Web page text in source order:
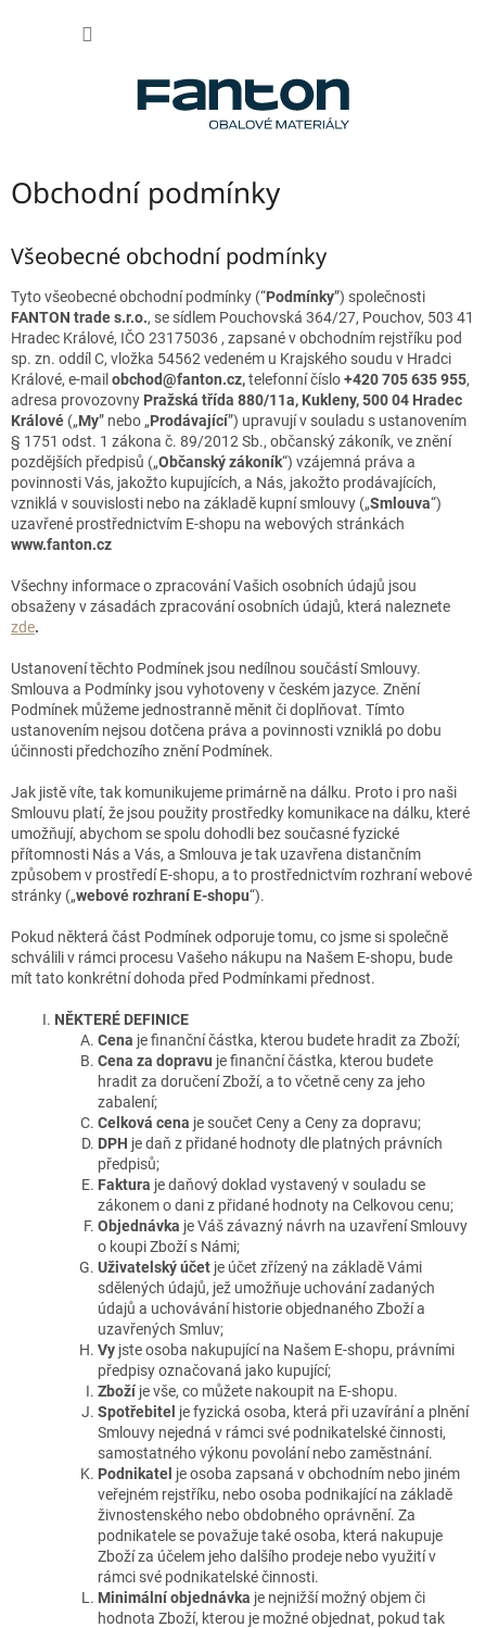
Obchodní podmínky
Všeobecné obchodní podmínky
Tyto všeobecné obchodní podmínky (“Podmínky”) společnosti
FANTON trade s.r.o., se sídlem Pouchovská 364/27, Pouchov, 503 41
Hradec Králové, IČO 23175036 , zapsané v obchodním rejstříku pod
sp. zn. oddíl C, vložka 54562 vedeném u Krajského soudu v Hradci
Králové, e-mail obchod@fanton.cz,telefonní číslo+420 705 635 955,
adresa provozovny Pražská třída 880/11a, Kukleny, 500 04 Hradec
Králové („My” nebo „Prodávající”) upravují v souladu s ustanovením
§ 1751 odst. 1 zákona č. 89/2012 Sb., občanský zákoník, ve znění
pozdějších předpisů („Občanský zákoník“) vzájemná práva a
povinnosti Vás, jakožto kupujících, a Nás, jakožto prodávajících,
vzniklá v souvislosti nebo na základě kupní smlouvy („Smlouva“)
uzavřené prostřednictvím E-shopu na webových stránkách
www.fanton.cz
Všechny informace o zpracování Vašich osobních údajů jsou
obsaženy v zásadách zpracování osobních údajů, která naleznete
zde.
Ustanovení těchto Podmínek jsou nedílnou součástí Smlouvy.
Smlouva a Podmínky jsou vyhotoveny v českém jazyce. Znění
Podmínek můžeme jednostranně měnit či doplňovat. Tímto
ustanovením nejsou dotčena práva a povinnosti vzniklá po dobu
účinnosti předchozího znění Podmínek.
Jak jistě víte, tak komunikujeme primárně na dálku. Proto i pro naši
Smlouvu platí, že jsou použity prostředky komunikace na dálku, které
umožňují, abychom se spolu dohodli bez současné fyzické
přítomnosti Nás a Vás, a Smlouva je tak uzavřena distančním
způsobem v prostředí E-shopu, a to prostřednictvím rozhraní webové
stránky („webové rozhraní E-shopu“).
Pokud některá část Podmínek odporuje tomu, co jsme si společně
schválili v rámci procesu Vašeho nákupu na Našem E-shopu, bude
mít tato konkrétní dohoda před Podmínkami přednost.
NĚKTERÉ DEFINICE
Cena je finanční částka, kterou budete hradit za Zboží;
Cena za dopravu je finanční částka, kterou budete
hradit za doručení Zboží, a to včetně ceny za jeho
zabalení;
Celková cena je součet Ceny a Ceny za dopravu;
DPH je daň z přidané hodnoty dle platných právních
předpisů;
Faktura je daňový doklad vystavený v souladu se
zákonem o dani z přidané hodnoty na Celkovou cenu;
Objednávka je Váš závazný návrh na uzavření Smlouvy
o koupi Zboží s Námi;
Uživatelský účet je účet zřízený na základě Vámi
sdělených údajů, jež umožňuje uchování zadaných
údajů a uchovávání historie objednaného Zboží a
uzavřených Smluv;
Vy jste osoba nakupující na Našem E-shopu, právními
předpisy označovaná jako kupující;
Zboží je vše, co můžete nakoupit na E-shopu.
Spotřebitel je fyzická osoba, která při uzavírání a plnění
Smlouvy nejedná v rámci své podnikatelské činnosti,
samostatného výkonu povolání nebo zaměstnání.
Podnikatel je osoba zapsaná v obchodním nebo jiném
veřejném rejstříku, nebo osoba podnikající na základě
živnostenského nebo obdobného oprávnění. Za
podnikatele se považuje také osoba, která nakupuje
Zboží za účelem jeho dalšího prodeje nebo využití v
rámci své podnikatelské činnosti.
Minimální objednávka je nejnižší možný objem či
hodnota Zboží, kterou je možné objednat, pokud tak